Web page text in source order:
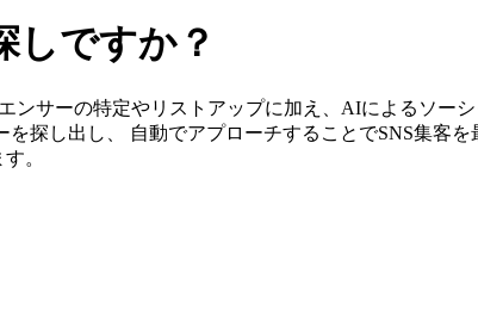
しですか？
ンサーの特定やリストアップに加え、AIによるソー
探し出し、 自動でアプローチすることでSNS集客
。